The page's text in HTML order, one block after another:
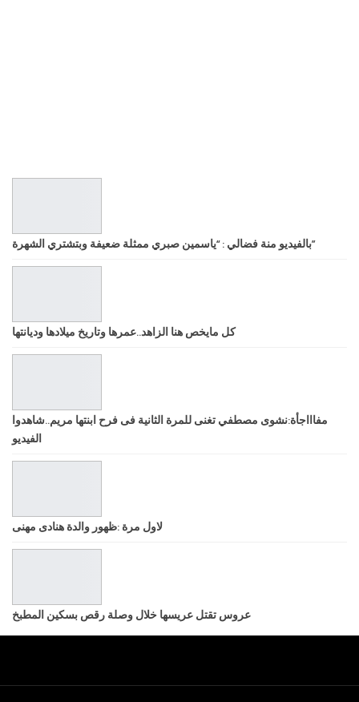
بالفيديو منة فضالي : “ياسمين صبري ممثلة ضعيفة وبتشتري الشهرة”
كل مايخص هنا الزاهد..عمرها وتاريخ ميلادها وديانتها
مفاااجأة:نشوى مصطفي تغنى للمرة الثانية فى فرح ابنتها مريم..شاهدوا
الفيديو
لاول مرة :ظهور والدة هنادى مهنى
عروس تقتل عريسها خلال وصلة رقص بسكين المطبخ